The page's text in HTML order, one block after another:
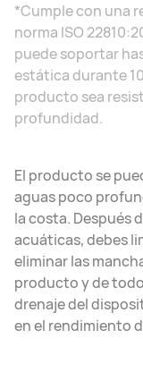
*Cumple con una
norma ISO
puede soportar
estática durante
producto sea
profundidad.
El producto se
aguas poco
la costa. Después
acuáticas, debes
eliminar las
producto y de
drenaje del
en el rendimiento